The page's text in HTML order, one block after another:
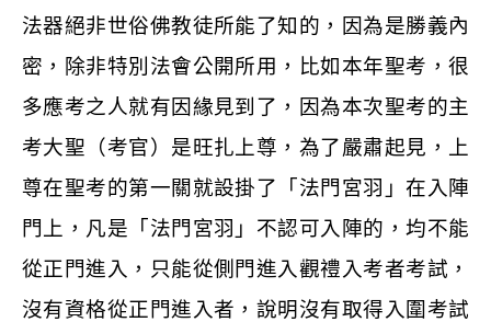
法器絕非世俗佛教徒所能了知的，因為是勝義內
密，除非特別法會公開所用，比如本年聖考，很
多應考之人就有因緣見到了，因為本次聖考的主
考大聖（考官）是旺扎上尊，為了嚴肅起見，上
尊在聖考的第一關就設掛了「法門宮羽」在入陣
門上，凡是「法門宮羽」不認可入陣的，均不能
從正門進入，只能從側門進入觀禮入考者考試，
沒有資格從正門進入者，說明沒有取得入圍考試